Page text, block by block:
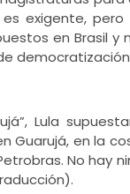
exigente,
en Brasil y
Lula
en la
No hay